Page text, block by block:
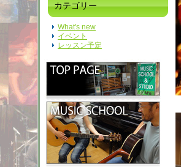
カテゴリー
What's new
イベント
レッスン予定